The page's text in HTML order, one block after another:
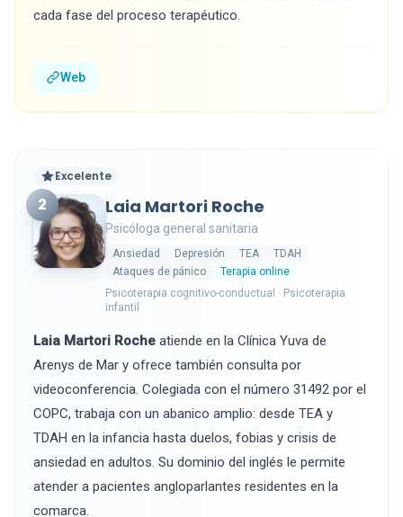
cada fase del proceso terapéutico.
Web
Excelente
2 Laia Martori Roche
Psicóloga general sanitaria
Ansiedad Depresión TEA
TDAH
Ataques de pánico
Terapia online
Psicoterapia cognitivo-conductual · Psicoterapia
infantil
Laia Martori Roche atiende en la Clínica Yuva de
Arenys de Mar y ofrece también consulta por
videoconferencia. Colegiada con el número 31492 por el
COPC, trabaja con un abanico amplio: desde TEA y
TDAH en la infancia hasta duelos, fobias y crisis de
ansiedad en adultos. Su dominio del inglés le permite
atender a pacientes angloparlantes residentes en la
comarca.